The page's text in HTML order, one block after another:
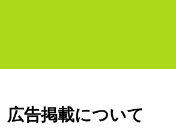
広告掲載について